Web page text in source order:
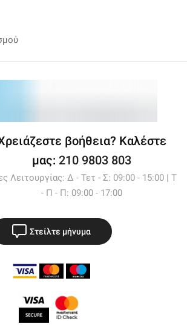
βοήθεια? Καλέστε
μας: 210 9803 803
Λειτουργίας: Δ - Τετ - Σ: 09:00 - 15:00 | Τ
- Π - Π: 09:00 - 17:00
Στείλτε μήνυμα